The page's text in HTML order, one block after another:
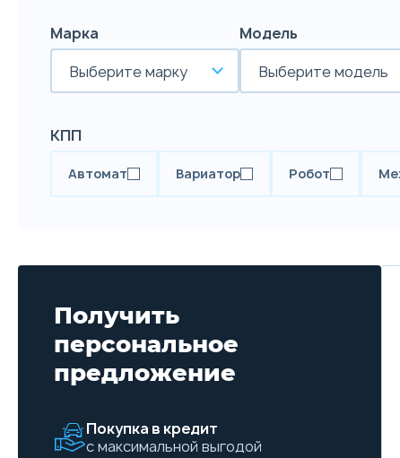
Марка
Выберите марку
Модель
Выберите модель
КПП
Автомат Вариатор Робот
Получить
персональное
предложение
Покупка в кредит
с максимальной выгодой